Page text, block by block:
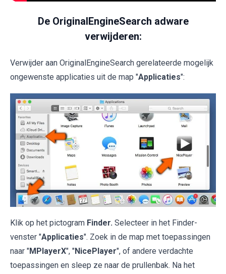
De OriginalEngineSearch adware
verwijderen:
Verwijder aan OriginalEngineSearch gerelateerde mogelijk
ongewenste applicaties uit de map "Applicaties":
Klik op het pictogram Finder. Selecteer in het Finder-
venster "Applicaties". Zoek in de map met toepassingen
naar "MPlayerX", "NicePlayer", of andere verdachte
toepassingen en sleep ze naar de prullenbak. Na het